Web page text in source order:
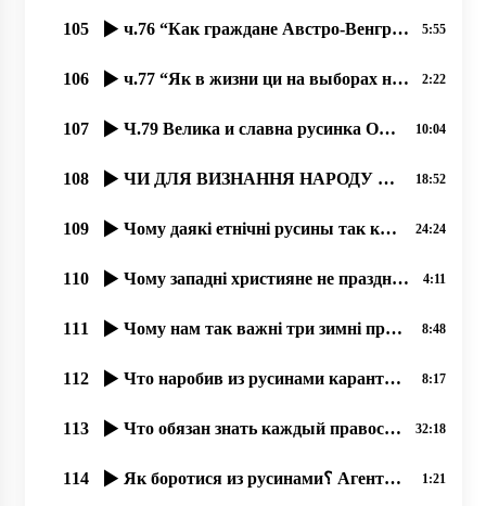
105 ч.76 “Как граждане Австро-Венгрии в Киеве провозглашали УНР“, 27.08.2020, проф. Димитрий Сидор 5:55
106 ч.77 “Як в жизни ци на выборах не поддержати бы чужого؟“, 31.08.2020, проф. Димитрий Сидор 2:22
107 Ч.79 Велика и славна русинка Ольга Прокоп. 11.09.2020 10:04
108 ЧИ ДЛЯ ВИЗНАННЯ НАРОДУ ПОТРІБНА КОДИФІКАЦІЯ І ВЗАГАЛІ ПИСЕМНІСТЬ НА ТУЙ БЕСІДІ؟ 18:52
109 Чому даякі етнічні русины так коварно доказують, што їх не є؟ 24:24
110 Чому западні християне не празднують Торжество Православия؟ 4:11
111 Чому нам так важні три зимні праздникы؟ 8:48
112 Что наробив из русинами карантин؟, 18.06.2020, прот Димитрий Сидор 8:17
113 Что обязан знать каждый православный о грехе Фанара и о преступлениях чиновников.Андрей Видишенко 32:18
114 Як боротися из русинами؟ Агенты-антирусины рҍшили возглавити наше движение! – Прот. Димитрій Сидор 1:21